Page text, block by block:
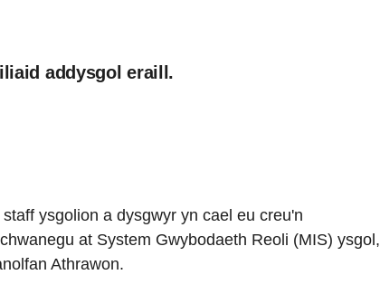
addysgol eraill.
ysgolion a dysgwyr yn cael eu creu'n
at System Gwybodaeth Reoli (MIS) ysgol,
Athrawon.